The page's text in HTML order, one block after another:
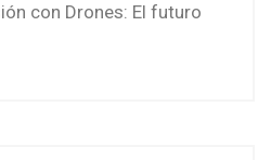
con Drones: El futuro